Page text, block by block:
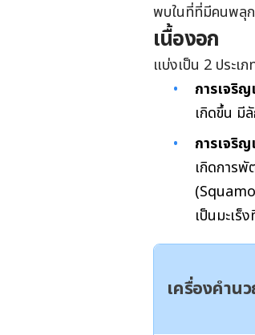
พบในที่ที่มีคนพลุ
เนื้องอก
แบ่งเป็น 2 ประเภ
การเจริ
เกิดขึ้น มี
การเจริ
เกิดการพั
เป็นมะเร็
เครื่องคำน